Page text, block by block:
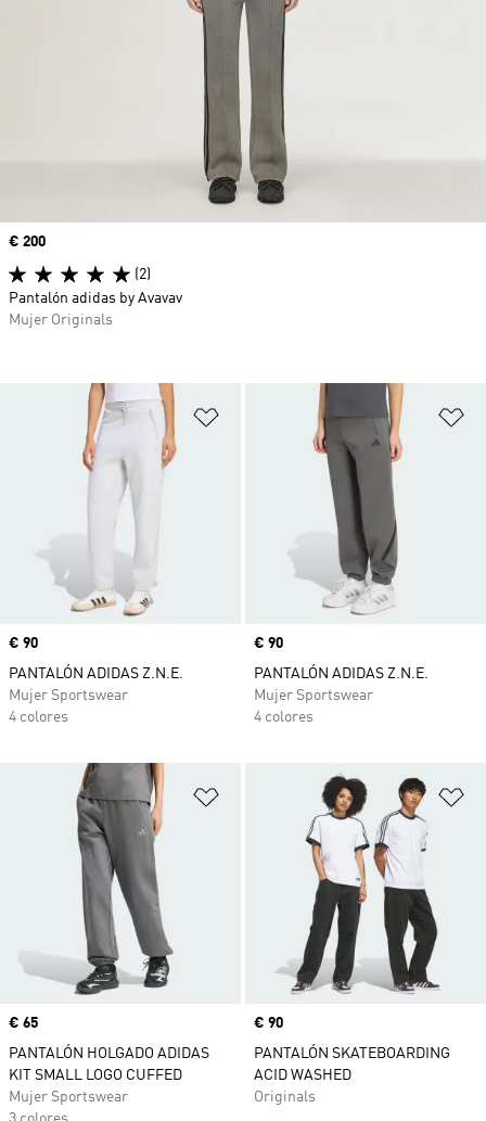
Añadir a la lista de deseos
Precio
€ 90
PANTALÓN ADIDAS Z.N.E.
Mujer Sportswear
4 colores
Precio
€ 90
PANTALÓN ADIDAS Z.N.E.
Mujer Sportswear
4 colores
Añadir a la lista de deseos
Precio
€ 65
PANTALÓN HOLGADO ADIDAS
KIT SMALL LOGO CUFFED
Mujer Sportswear
Precio
€ 90
PANTALÓN SKATEBOARDING
ACID WASHED
Originals
Precio
€ 200
(2)
Pantalón adidas by Avavav
Mujer Originals